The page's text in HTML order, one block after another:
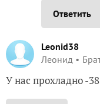
Ответить
Leonid38
Леонид
У нас прохладно -38